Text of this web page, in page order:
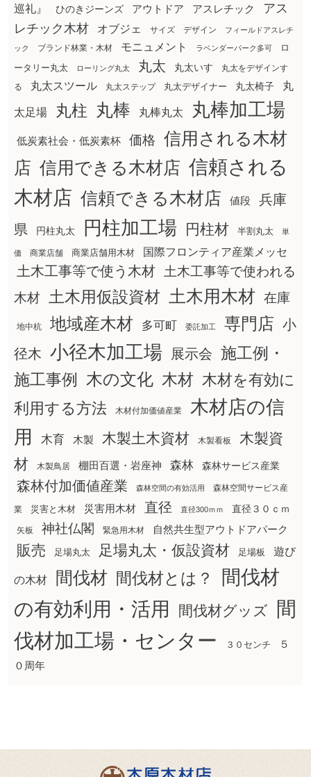
巡礼』
ひのきジーンズ アウトドア アスレチック
アス
レチック木材
オブジェ サイズ デザイン フィールドアスレチ
ック ブランド林業・木材 モニュメント ラベンダーパーク多可
ロ
ータリー丸太
ローリング丸太 丸太 丸太いす
丸太をデザインす
る
丸太スツール 丸太ステップ 丸太デザイナー 丸太椅子 丸
太足場 丸柱 丸棒 丸棒丸太 丸棒加工場
低炭素社会・低炭素杯 価格
信用される木材
店 信用できる木材店 信頼される
木材店 信頼できる木材店 値段
兵庫
県
円柱丸太 円柱加工場 円柱材 半割丸太 単
価 商業店舗 商業店舗用木材 国際フロンティア産業メッセ
土木工事等で使う木材
土木工事等で使われる
木材
土木用仮設資材 土木用木材 在庫
地中杭 地域産木材 多可町 委託加工 専門店 小
径木 小径木加工場 展示会 施工例・
施工事例
木の文化 木材 木材を有効に
利用する方法
木材付加価値産業
木材店の信
用
木育 木製 木製土木資材 木製看板
木製資
材
木製鳥居 棚田百選・岩座神 森林 森林サービス産業
森林付加価値産業 森林空間の有効活用 森林空間サービス産
業 災害と木材 災害用木材 直径 直径300ｍｍ 直径３０ｃｍ
矢板 神社仏閣 緊急用木材 自然共生型アウトドアパーク
販売 足場丸太 足場丸太・仮設資材 足場板 遊び
の木材 間伐材 間伐材とは？
間伐材
の有効利用・活用
間伐材グッズ
間
伐材加工場・センター
３０センチ
５
０周年